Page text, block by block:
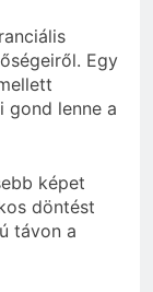
Egy
gond lenne a
képet
döntést
távon a